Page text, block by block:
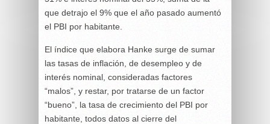
que detrajo el 9% que el año pasado aumentó
el PBI por habitante.
El índice que elabora Hanke surge de sumar
las tasas de inflación, de desempleo y de
interés nominal, consideradas factores
“malos”, y restar, por tratarse de un factor
“bueno”, la tasa de crecimiento del PBI por
habitante, todos datos al cierre del